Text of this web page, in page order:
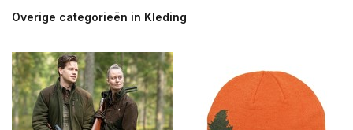
Overige categorieën in Kleding